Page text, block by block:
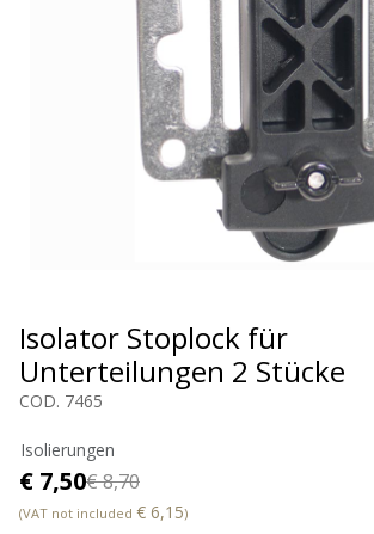
Isolator Stoplock für
Unterteilungen 2 Stücke
COD. 7465
Isolierungen
€ 7,50€ 8,70
(VAT not included € 6,15)